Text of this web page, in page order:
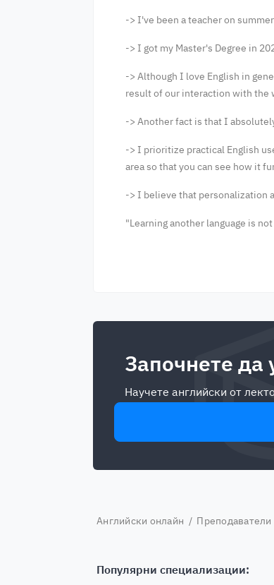
-> I've been a teacher on
-> I got my Master's Degree in
-> Although I love English in
result of our interaction with the
-> Another fact is that I
-> I prioritize practical English
area so that you can see how it
-> I believe that personalization
"Learning another language is
Започнете да
Научете английски от
Английски онлайн / Преподаватели
Популярни специализации: